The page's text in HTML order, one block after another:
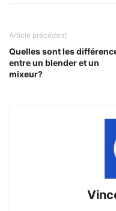
Article précédent
Quelles sont les
entre un blender et un
mixeur?